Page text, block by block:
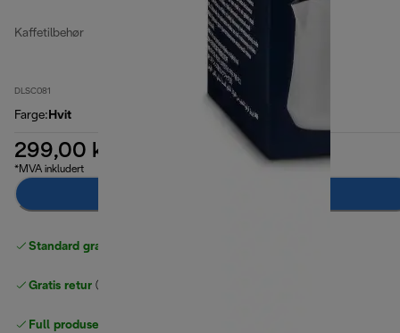
Kaffetilbehør
DLSC081
Farge: Hvit
299,00 kr
*MVA inkludert
Standard gratis levering
Gratis retur
Full produsentgaranti